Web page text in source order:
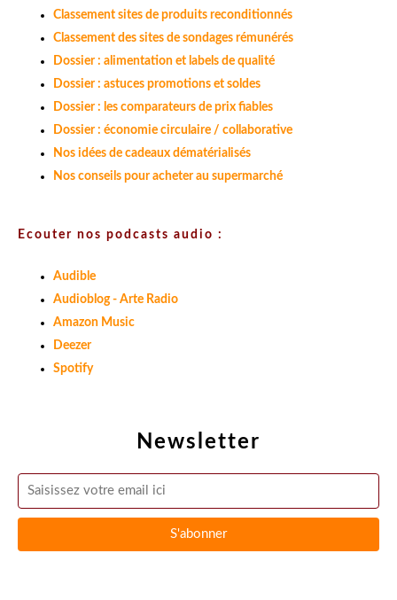
Newsletter
Classement sites de produits reconditionnés
Classement des sites de sondages rémunérés
Dossier : alimentation et labels de qualité
Dossier : astuces promotions et soldes
Dossier : les comparateurs de prix fiables
Dossier : économie circulaire / collaborative
Nos idées de cadeaux dématérialisés
Nos conseils pour acheter au supermarché
Ecouter nos podcasts audio :
Audible
Audioblog - Arte Radio
Amazon Music
Deezer
Spotify